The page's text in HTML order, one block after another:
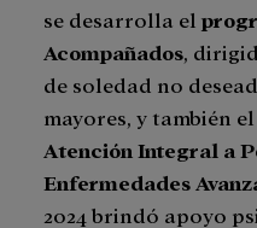
se desarrolla el
Acompañados ,
de soledad no
mayores, y también el
Atención Integral a
Enfermedades
2024 brindó apoyo